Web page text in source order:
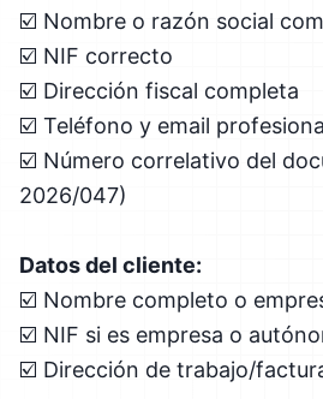
☑️ Nombre o razón social
☑️ NIF correcto
☑️ Dirección fiscal completa
☑️ Teléfono y email
☑️ Número correlativo del
2026/047)
Datos del cliente:
☑️ Nombre completo o
☑️ NIF si es empresa o
☑️ Dirección de trabajo/